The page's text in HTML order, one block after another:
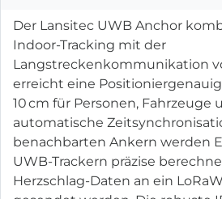
Der Lansitec UWB Anchor
Indoor-Tracking mit der
Langstreckenkommunikation
erreicht eine
10 cm für Personen, Fahrzeuge
automatische
benachbarten Ankern werden
UWB-Trackern präzise
Herzschlag-Daten an ein